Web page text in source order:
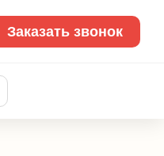
Заказать звонок